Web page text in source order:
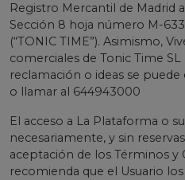
Registro Mercantil de Madrid
Sección 8 hoja número M-
(“TONIC TIME”). Asimismo,
comerciales de Tonic Time
reclamación o ideas se puede
o llamar al 644943000
El acceso a La Plataforma o
necesariamente, y sin
aceptación de los Términos y
recomienda que el Usuario